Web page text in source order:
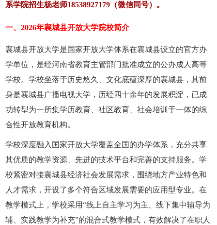
系学院招生杨老师18538927179（微信同号）。
一、2026年襄城县开放大学院校简介
襄城县开放大学是国家开放大学体系在襄城县设立的官方办
学单位，是经河南省教育主管部门批准成立的公办成人高等
学校。学校坐落于历史悠久、文化底蕴深厚的襄城县，其前
身是襄城县广播电视大学，历经四十余年的发展积淀，已成
功转型为一所集学历教育、社区教育、社会培训于一体的综
合性开放教育机构。
学校深度融入国家开放大学覆盖全国的办学体系，充分共享
其优质的教学资源、先进的技术平台和完善的支持服务。学
校紧密对接襄城县经济社会发展需求，围绕地方产业特色和
人才需求，开设了多个符合区域发展需要的应用型专业。在
教学模式上，学校采用“线上自主学习为主、线下集中辅导为
辅、实践教学为补充”的混合式教学模式，有效解决了在职人